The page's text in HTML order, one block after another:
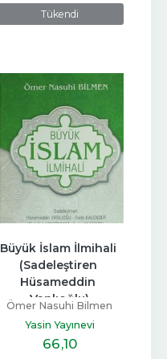
Tükendi
Büyük İslam İlmihali
(Sadeleştiren
Hüsameddin
Vanlıoğlu)
Ömer Nasuhi Bilmen
Yasin Yayınevi
66,10